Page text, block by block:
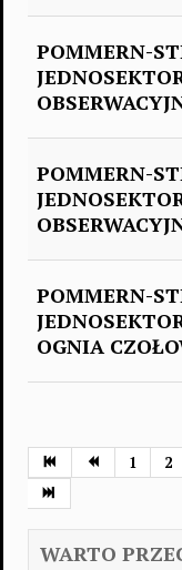
POMMERN-
POMMERN-
POMMERN-
OGNIA
1 2
WARTO